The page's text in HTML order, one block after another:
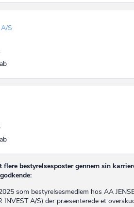
S
bestyrelsesposter gennem sin
som bestyrelsesmedlem hos AA
INVEST A/S) der præsenterede et